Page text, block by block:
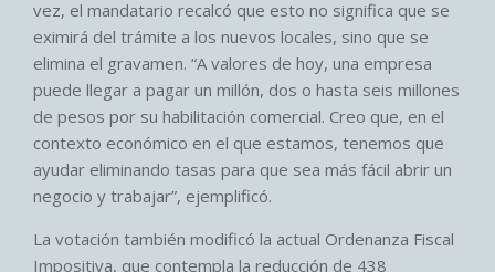
vez, el mandatario recalcó que esto no significa que se
eximirá del trámite a los nuevos locales, sino que se
elimina el gravamen. “A valores de hoy, una empresa
puede llegar a pagar un millón, dos o hasta seis millones
de pesos por su habilitación comercial. Creo que, en el
contexto económico en el que estamos, tenemos que
ayudar eliminando tasas para que sea más fácil abrir un
negocio y trabajar”, ejemplificó.
La votación también modificó la actual Ordenanza Fiscal
Impositiva, que contempla la reducción de 438